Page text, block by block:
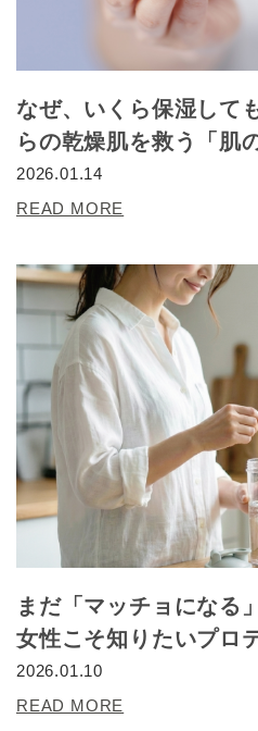
なぜ、いくら保湿して
らの乾燥肌を救う「肌
2026.01.14
READ MORE
まだ「マッチョになる
女性こそ知りたいプロ
2026.01.10
READ MORE